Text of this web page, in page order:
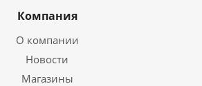
Компания
О компании
Новости
Магазины